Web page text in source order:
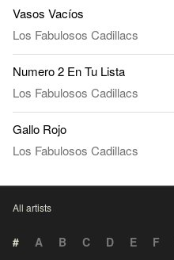
Vasos Vacíos
Los Fabulosos Cadillacs
Numero 2 En Tu Lista
Los Fabulosos Cadillacs
Gallo Rojo
Los Fabulosos Cadillacs
All artists
# A B C D E F